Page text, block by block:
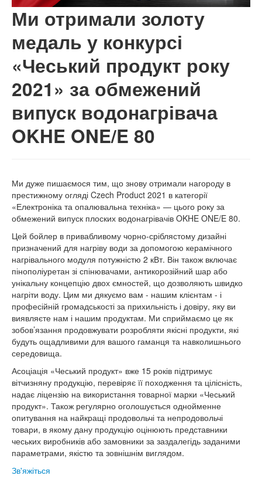
Ми отримали золоту
медаль у конкурсі
«Чеський продукт року
2021» за обмежений
випуск водонагрівача
OKHE ONE/E 80
Ми дуже пишаємося тим, що знову отримали нагороду в
престижному огляді Czech Product 2021 в категорії
«Електроніка та опалювальна техніка» — цього року за
обмежений випуск плоских водонагрівачів OKHE ONE/E 80.
Цей бойлер в привабливому чорно-сріблястому дизайні
призначений для нагріву води за допомогою керамічного
нагрівального модуля потужністю 2 кВт. Він також включає
пінополіуретан зі спінювачами, антикорозійний шар або
унікальну концепцію двох ємностей, що дозволяють швидко
нагріти воду. Цим ми дякуємо вам - нашим клієнтам - і
професійній громадськості за прихильність і довіру, яку ви
виявляєте нам і нашим продуктам. Ми сприймаємо це як
зобов’язання продовжувати розробляти якісні продукти, які
будуть ощадливими для вашого гаманця та навколишнього
середовища.
Асоціація «Чеський продукт» вже 15 років підтримує
вітчизняну продукцію, перевіряє її походження та цілісність,
надає ліцензію на використання товарної марки «Чеський
продукт». Також регулярно оголошується однойменне
опитування на найкращі продовольчі та непродовольчі
товари, в якому дану продукцію оцінюють представники
чеських виробників або замовники за заздалегідь заданими
параметрами, якістю та зовнішнім виглядом.
Зв'яжіться